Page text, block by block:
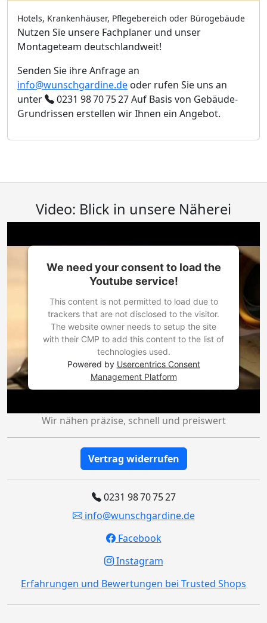
Hotels, Krankenhäuser, Pflegebereich oder Bürogebäude
Nutzen Sie unsere Fachplaner und unser
Montageteam deutschlandweit!
Senden Sie ihre Anfrage an
info@wunschgardine.de oder rufen Sie uns an
unter
0231 98 70 75 27Auf Basis von Gebäude-
Grundrissen erstellen wir Ihnen ein Angebot.
Video: Blick in unsere Näherei
We need your consent to load the
Youtube service!
This content is not permitted to load due to
trackers that are not disclosed to the visitor.
The website owner needs to setup the site
with their CMP to add this content to the list of
technologies used.
Powered by Usercentrics Consent
Management Platform
Wir nähen präzise, schnell und preiswert
Vertrag widerrufen
0231 98 70 75 27
info@wunschgardine.de
Facebook
Instagram
Erfahrungen und Bewertungen bei Trusted Shops